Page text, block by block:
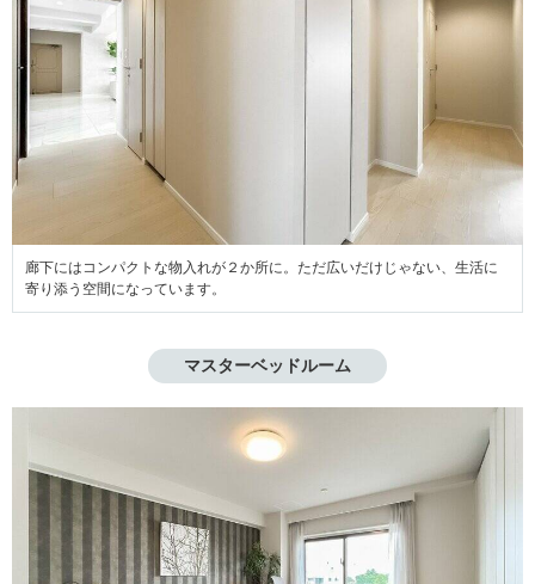
廊下にはコンパクトな物入れが２か所に。ただ広いだけじゃない、生活に
寄り添う空間になっています。
マスターベッドルーム